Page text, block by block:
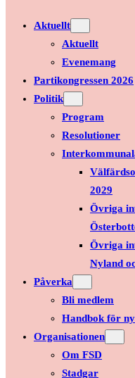
Aktuellt
Aktuellt
Evenemang
Partikongressen 2026
Politik
Program
Resolutioner
2029
Övriga
Övriga
Nyland
Påverka
Bli medlem
Handbok för
Organisationen
Om FSD
Stadgar